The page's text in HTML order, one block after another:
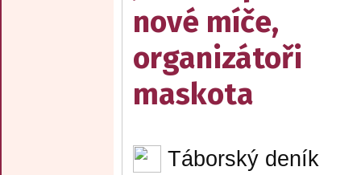
nové míče,
organizátoři
maskota
Táborský deník